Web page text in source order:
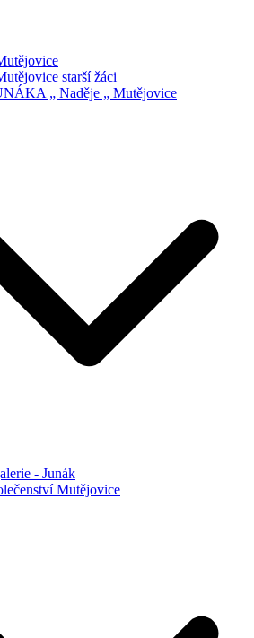
starší žáci
„ Naděje „ Mutějovice
- Junák
Mutějovice